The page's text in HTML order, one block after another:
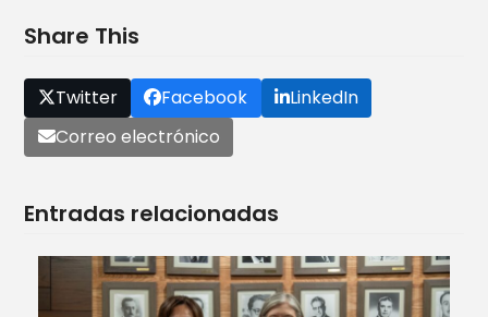
Share This
Twitter Facebook
LinkedIn
Correo electrónico
Entradas relacionadas